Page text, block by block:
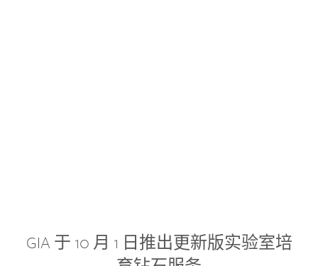
GIA 于 10 月 1 日推出更新版实验室培